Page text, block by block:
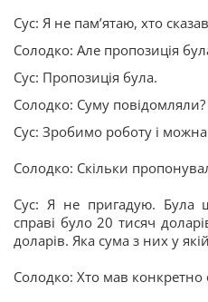
Сус: Я не пам’ятаю, хто
Солодко: Але пропозиція
Сус: Пропозиція була.
Солодко: Суму повідомляли?
Сус: Зробимо роботу і
Солодко: Скільки
Сус: Я не пригадую. Була
справі було 20 тисяч
доларів. Яка сума з них у
Солодко: Хто мав конкретно